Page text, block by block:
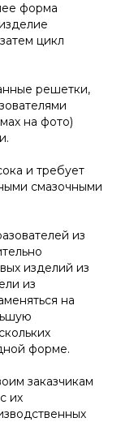
форма
цикл
решетки,
на фото)
и требует
смазочными
из
изделий из
из
на
форме.
заказчикам
их